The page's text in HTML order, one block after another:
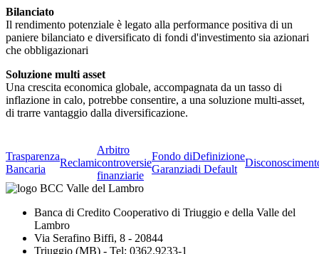
Bilanciato
Il rendimento potenziale è legato alla performance positiva di un
paniere bilanciato e diversificato di fondi d'investimento sia azionari
che obbligazionari
Soluzione multi asset
Una crescita economica globale, accompagnata da un tasso di
inflazione in calo, potrebbe consentire, a una soluzione multi-asset,
di trarre vantaggio dalla diversificazione.
Trasparenza
Bancaria
Reclami
Arbitro
controversie
finanziarie
Fondo di
Garanzia
Definizione
di Default
Banca di Credito Cooperativo di Triuggio e della Valle del
Lambro
Via Serafino Biffi, 8 - 20844
Triuggio (MB) - Tel: 0362.9233-1